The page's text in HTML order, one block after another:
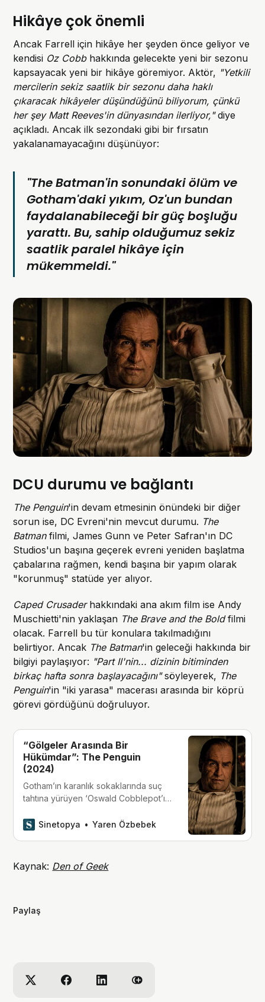
Hikâye çok önemli
Ancak Farrell için hikâye her şeyden önce geliyor ve
kendisi Oz Cobbhakkında gelecekte yeni bir sezonu
kapsayacak yeni bir hikâye göremiyor. Aktör, "Yetkili
mercilerin sekiz saatlik bir sezonu daha haklı
çıkaracak hikâyeler düşündüğünü biliyorum, çünkü
her şey Matt Reeves'in dünyasından ilerliyor,"diye
açıkladı. Ancak ilk sezondaki gibi bir fırsatın
yakalanamayacağını düşünüyor:
"The Batman'in sonundaki ölüm ve
Gotham'daki yıkım, Oz'un bundan
faydalanabileceği bir güç boşluğu
yarattı. Bu, sahip olduğumuz sekiz
saatlik paralel hikâye için
mükemmeldi."
DCU durumu ve bağlantı
The Penguin'in devam etmesinin önündeki bir diğer
sorun ise, DC Evreni'nin mevcut durumu. The
Batmanfilmi, James Gunn ve Peter Safran'ın DC
Studios'un başına geçerek evreni yeniden başlatma
çabalarına rağmen, kendi başına bir yapım olarak
"korunmuş" statüde yer alıyor.
Caped Crusaderhakkındaki ana akım film ise Andy
Muschietti'nin yaklaşan The Brave and the Boldfilmi
olacak. Farrell bu tür konulara takılmadığını
belirtiyor. Ancak The Batman'in geleceği hakkında bir
bilgiyi paylaşıyor: "Part II'nin... dizinin bitiminden
birkaç hafta sonra başlayacağını"söyleyerek, The
Penguin'in "iki yarasa" macerası arasında bir köprü
görevi gördüğünü doğruluyor.
“Gölgeler Arasında Bir
Hükümdar”: The Penguin
(2024)
Gotham’ın karanlık sokaklarında suç
tahtına yürüyen ‘Oswald Cobblepot’ın
hayat buluyor.
Sinetopya Yaren Özbebek
Kaynak: Den of Geek
Paylaş